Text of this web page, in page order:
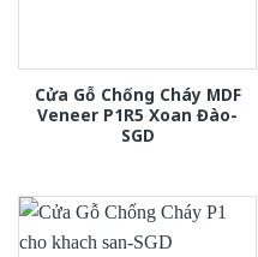
Cửa Gỗ Chống Cháy MDF
Veneer P1R5 Xoan Đào-
SGD